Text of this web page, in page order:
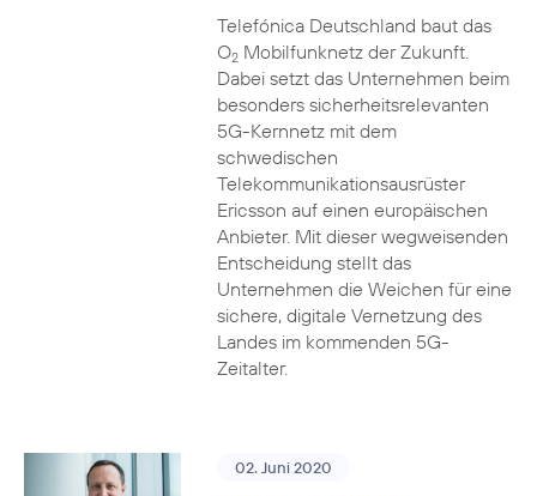
Telefónica Deutschland baut das
O2Mobilfunknetz der Zukunft.
Dabei setzt das Unternehmen beim
besonders sicherheitsrelevanten
5G-Kernnetz mit dem
schwedischen
Telekommunikationsausrüster
Ericsson auf einen europäischen
Anbieter. Mit dieser wegweisenden
Entscheidung stellt das
Unternehmen die Weichen für eine
sichere, digitale Vernetzung des
Landes im kommenden 5G-
Zeitalter.
02. Juni 2020